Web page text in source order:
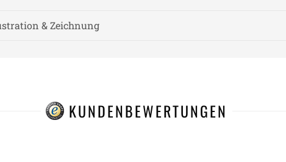
& Zeichnung
KUNDENBEWERTUNGEN